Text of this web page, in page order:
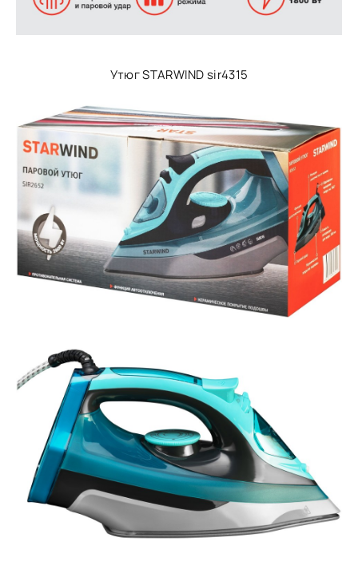
Утюг STARWIND sir4315